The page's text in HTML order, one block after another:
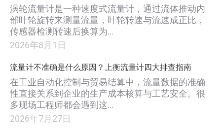
涡轮流量计是一种速度式流量计，通过流体推动内
部叶轮旋转来测量流量，叶轮转速与流速成正比，
传感器检测转速后换算为…
2026年8月1日
流量计不准确是什么原因？上衡流量计四大排查指南
在工业自动化控制与贸易结算中，流量数据的准确
性直接关系到企业的生产成本核算与工艺安全。很
多现场工程师都会遇到这…
2026年7月27日